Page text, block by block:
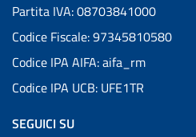
Partita IVA: 08703841000
Codice Fiscale: 97345810580
Codice IPA AIFA: aifa_rm
Codice IPA UCB: UFE1TR
SEGUICI SU